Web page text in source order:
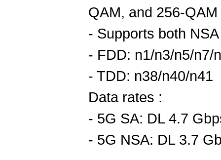
QAM, and 256-QAM
- Supports both
- FDD: n1/n3/n5/n7/
- TDD: n38/n40/n41
Data rates :
- 5G SA: DL 4.7
- 5G NSA: DL 3.7